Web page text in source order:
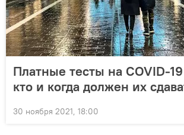
Платные тесты на COVID-
кто и когда должен их
30 ноября 2021, 18:00